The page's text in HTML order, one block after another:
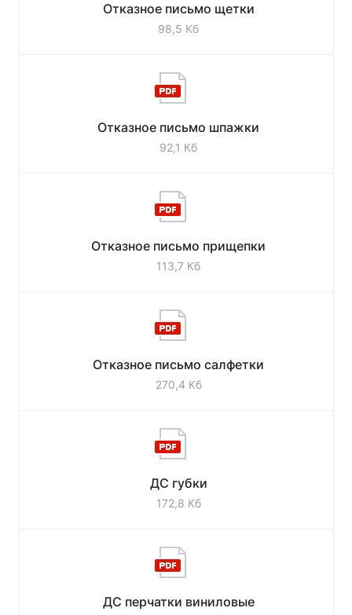
Отказное письмо щетки
98,5 Кб
Отказное письмо шпажки
92,1 Кб
Отказное письмо прищепки
113,7 Кб
Отказное письмо салфетки
270,4 Кб
ДС губки
172,8 Кб
ДС перчатки виниловые